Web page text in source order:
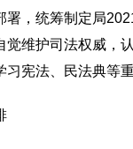
，统筹制定局
觉维护司法权威，
宪法、民法典等